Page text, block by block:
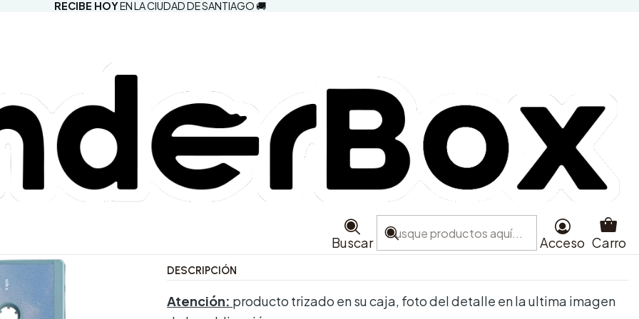
RECIBE HOYEN LA CIUDAD DE SANTIAGO 🚚
Buscar Acceso Carro
Seem Pretty Sad for a Girl so in
Love - Cassette Baby Blue
1 reseña
Agregar a la lista de favoritos
Mostrar stock de ubicaciones
DESCRIPCIÓN
Atención: producto trizado en su caja, foto del detalle en la ultima imagen